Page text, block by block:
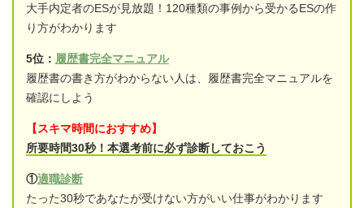
大手内定者のESが見放題！120種類の事例から受かるESの作
り方がわかります
5位： 履歴書完全マニュアル
履歴書の書き方がわからない人は、履歴書完全マニュアルを
確認にしよう
【スキマ時間におすすめ】
所要時間30秒！本選考前に必ず診断しておこう
①適職診断
たった30秒であなたが受けない方がいい仕事がわかります